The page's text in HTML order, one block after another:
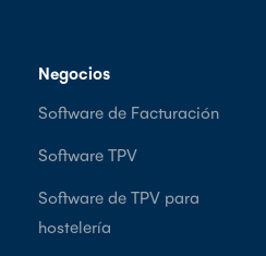
Negocios
Software de Facturación
Software TPV
Software de TPV para
hostelería